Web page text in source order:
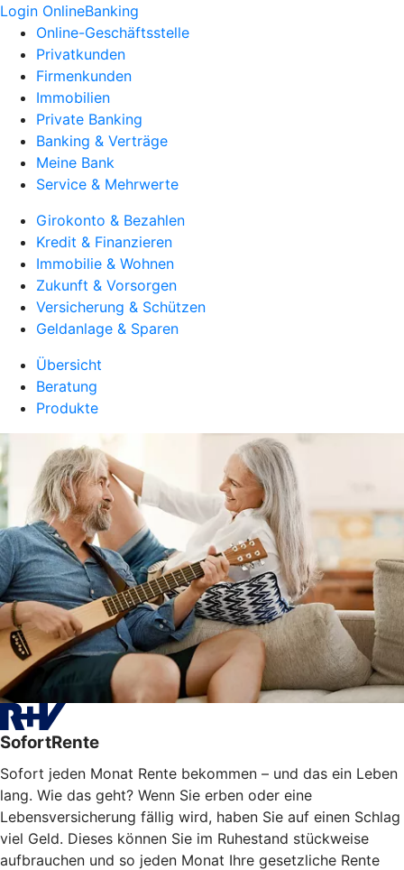
Login OnlineBanking
Online-Geschäftsstelle
Privatkunden
Firmenkunden
Immobilien
Private Banking
Banking & Verträge
Meine Bank
Service & Mehrwerte
Girokonto & Bezahlen
Kredit & Finanzieren
Immobilie & Wohnen
Zukunft & Vorsorgen
Versicherung & Schützen
Geldanlage & Sparen
Übersicht
Beratung
Produkte
SofortRente
Sofort jeden Monat Rente bekommen – und das ein Leben
lang. Wie das geht? Wenn Sie erben oder eine
Lebensversicherung fällig wird, haben Sie auf einen Schlag
viel Geld. Dieses können Sie im Ruhestand stückweise
aufbrauchen und so jeden Monat Ihre gesetzliche Rente